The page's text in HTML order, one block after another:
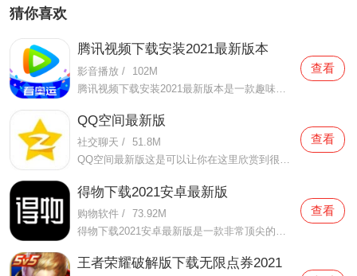
猜你喜欢
腾讯视频下载安装2021最新版本
影音播放 /
102M
查看
QQ空间最新版
社交聊天 / 51.8M
QQ空间最新版这是可以让你在这里欣赏到很多优质的内容欣赏体验的手机视频软件，在这里的内容有很多都是好友的动态，而且还有很多的互动功能可以让你跟好友之间的亲密度再次提升，大家在这里可以感受到很多优质的社交和很多有趣的心情分享，不仅可以跟人互动，这软件也是自己
查看
得物下载2021安卓最新版
购物软件 / 73.92M
查看
王者荣耀破解版下载无限点券2021